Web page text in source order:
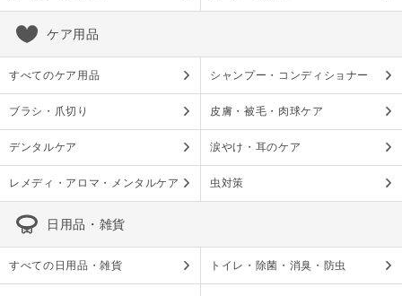
ケア用品
すべてのケア用品 シャンプー・コンディショナー
ブラシ・爪切り 皮膚・被毛・肉球ケア
デンタルケア 涙やけ・耳のケア
レメディ・アロマ・メンタルケア 虫対策
日用品・雑貨
すべての日用品・雑貨 トイレ・除菌・消臭・防虫